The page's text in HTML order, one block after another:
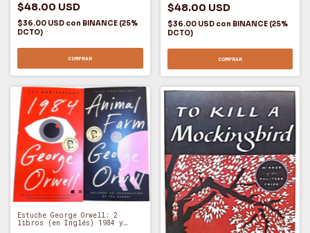
$48.00 USD
$36.00 USD con BINANCE (25%
DCTO)
COMPRAR
$48.00 USD
$36.00 USD con BINANCE (25%
DCTO)
COMPRAR
Estuche George Orwell: 2
libros (en Inglés) 1984 y